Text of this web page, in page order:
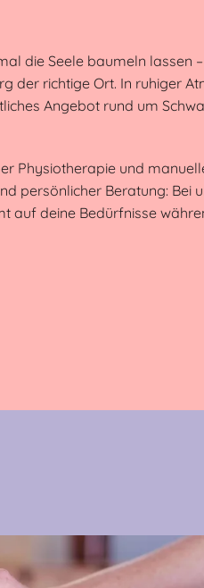
die Seele baumeln lassen
der richtige Ort. In ruhiger
Angebot rund um
Physiotherapie und
persönlicher Beratung: Bei
auf deine Bedürfnisse